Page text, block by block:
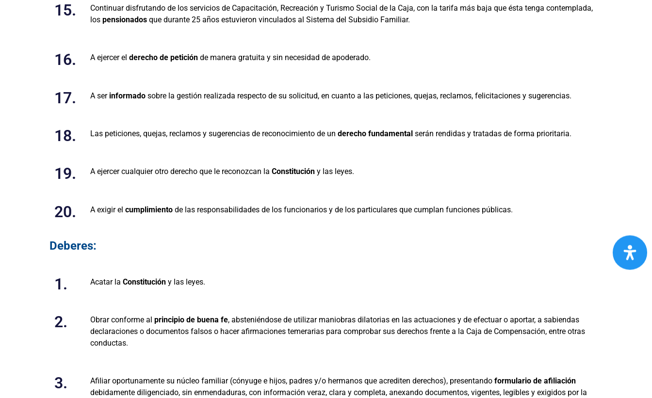
15.
Continuar disfrutando de los servicios de Capacitación, Recreación y Turismo Social de la Caja, con la tarifa más baja que ésta tenga contemplada,
los pensionadosque durante 25 años estuvieron vinculados al Sistema del Subsidio Familiar.
16. A ejercer el derecho de peticiónde manera gratuita y sin necesidad de apoderado.
17. A ser informadosobre la gestión realizada respecto de su solicitud, en cuanto a las peticiones, quejas, reclamos, felicitaciones y sugerencias.
18. Las peticiones, quejas, reclamos y sugerencias de reconocimiento de un derecho fundamentalserán rendidas y tratadas de forma prioritaria.
19. A ejercer cualquier otro derecho que le reconozcan la Constitucióny las leyes.
20. A exigir el cumplimientode las responsabilidades de los funcionarios y de los particulares que cumplan funciones públicas.
Deberes:
1. Acatar la Constitucióny las leyes.
2. Obrar conforme al principio de buena fe, absteniéndose de utilizar maniobras dilatorias en las actuaciones y de efectuar o aportar, a sabiendas
declaraciones o documentos falsos o hacer afirmaciones temerarias para comprobar sus derechos frente a la Caja de Compensación, entre otras
conductas.
3. Afiliar oportunamente su núcleo familiar (cónyuge e hijos, padres y/o hermanos que acrediten derechos), presentando formulario de afiliación
debidamente diligenciado, sin enmendaduras, con información veraz, clara y completa, anexando documentos, vigentes, legibles y exigidos por la